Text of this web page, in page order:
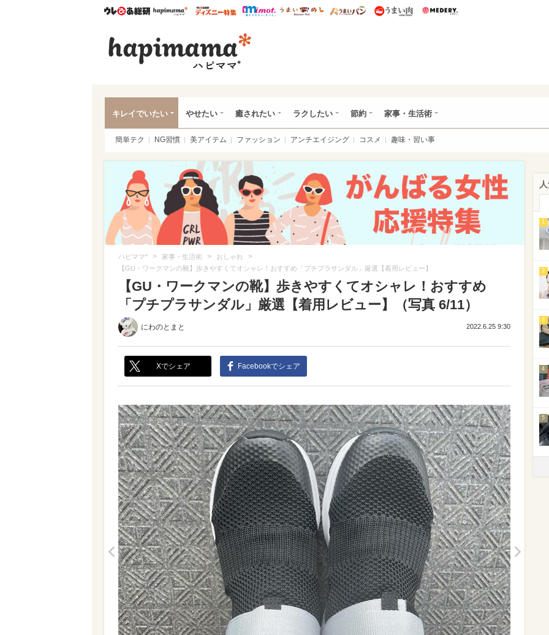
ウレぴあ総研ハピママ* ウレぴあ総研 ディズニー特集
mimot. うまいめし うまいパン うまい肉
キレイでいたい やせたい 癒されたい ラクしたい 節約 家事・生活術
簡単テク NG習慣 美アイテム ファッション アンチエイジング コスメ 趣味・習い事
ハピママ* > 家事・生活術 > おしゃれ >
【GU・ワークマンの靴】歩きやすくてオシャレ！おすすめ「プチプラサンダル」厳選【着用レビュー】
【GU・ワークマンの靴】歩きやすくてオシャレ！おすすめ
「プチプラサンダル」厳選【着用レビュー】（写真 6/11）
にわのとまと 2022.6.25 9:30
Xでシェア Facebookでシェア
1
2
3
4
5